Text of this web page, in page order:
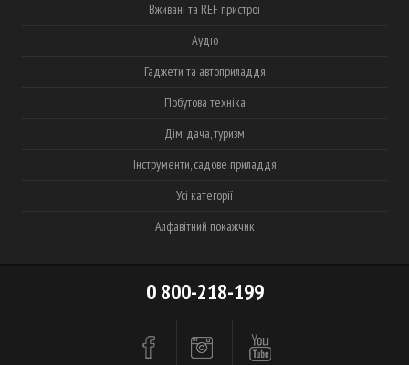
Вживані та REF пристрої
Аудіо
Гаджети та автоприладдя
Побутова техніка
Дім, дача, туризм
Інструменти, садове приладдя
Усі категорії
Алфавітний покажчик
0 800-218-199